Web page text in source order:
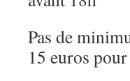
Pas de
15 euros